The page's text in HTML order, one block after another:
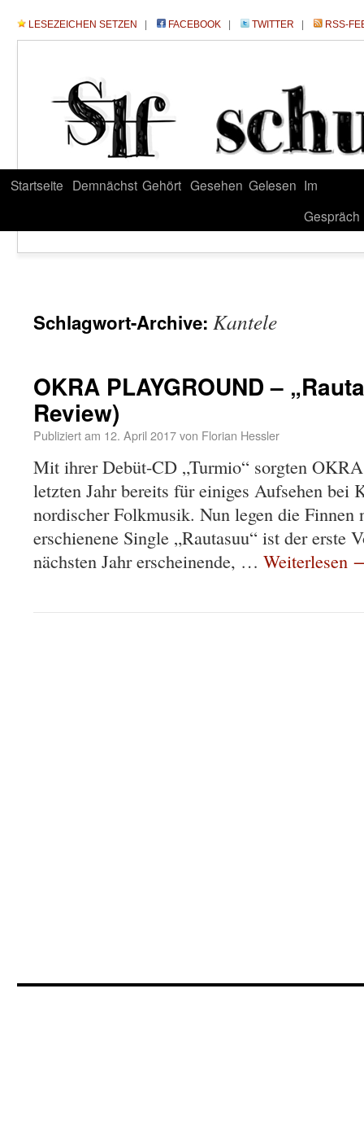
LESEZEICHEN SETZEN FACEBOOK TWITTER RSS-
Startseite Demnächst Gehört Gesehen Gelesen Im
Gespräch
Schlagwort-Archive: Kantele
OKRA PLAYGROUND –
Review)
Publiziert am 12. April 2017von Florian Hessler
Mit ihrer Debüt-CD „Turmio“ sorgten
letzten Jahr bereits für einiges Aufsehen bei
nordischer Folkmusik. Nun legen die Finnen
erschienene Single „Rautasuu“ ist der erste
nächsten Jahr erscheinende, … Weiterlesen